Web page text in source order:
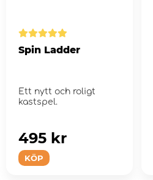
Spin Ladder
Ett nytt och roligt
kastspel.
KÖP
495 kr